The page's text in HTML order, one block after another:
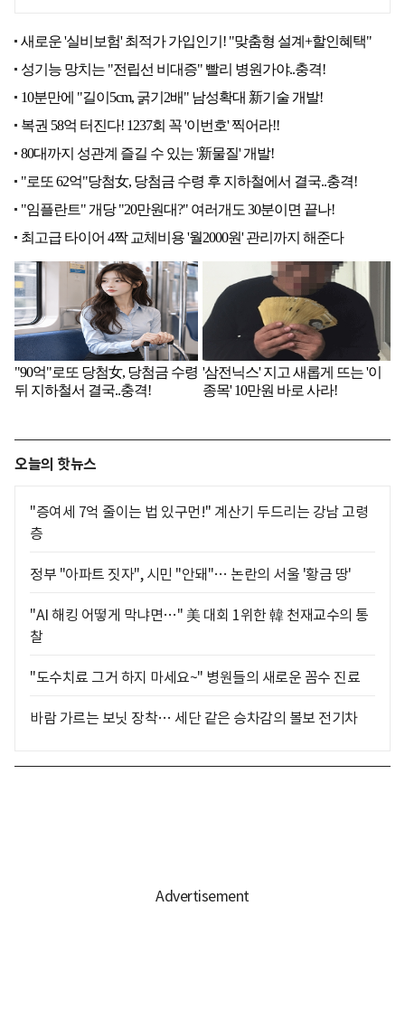
오늘의 핫뉴스
"증여세 7억 줄이는 법 있구먼!" 계산기 두드리는 강남 고령
층
정부 "아파트 짓자", 시민 "안돼"… 논란의 서울 '황금 땅'
"AI 해킹 어떻게 막냐면…" 美 대회 1위한 韓 천재교수의 통
찰
"도수치료 그거 하지 마세요~" 병원들의 새로운 꼼수 진료
바람 가르는 보닛 장착… 세단 같은 승차감의 볼보 전기차